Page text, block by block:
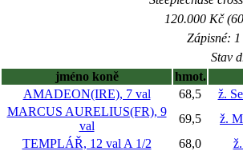
120.000 Kč
Zápisné:
Stav
jméno koně
hmot.
AMADEON(IRE), 7 val 68,5
ž.
MARCUS AURELIUS(FR), 9
val
69,5
ž.
TEMPLÁŘ, 12 val A 1/2 68,0